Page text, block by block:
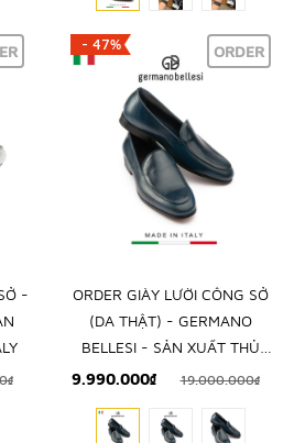
-
- 47% ORDER
ORDER GIÀY LƯỜI CÔNG SỞ
(DA THẬT) - GERMANO
BELLESI - SẢN XUẤT THỦ
CÔNG TẠI ITALY
9.990.000₫ 19.000.000₫